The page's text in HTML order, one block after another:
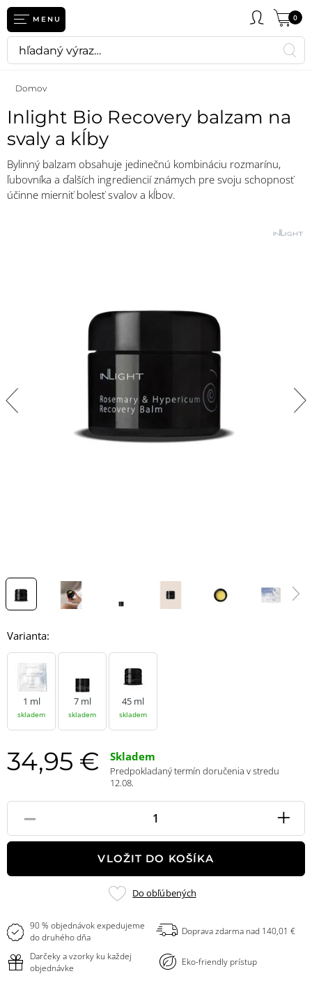
MENU 0
Domov
Inlight Bio Recovery balzam na
svaly a kĺby
Bylinný balzam obsahuje jedinečnú kombináciu rozmarínu,
ľubovníka a ďalších ingrediencií známych pre svoju schopnosť
účinne mierniť bolesť svalov a kĺbov.
Varianta:
1 ml
skladem
7 ml
skladem
45 ml
skladem
34,95 € Skladem
Predpokladaný termín doručenia v stredu
12.08.
-
Pole
množstvo
+
VLOŽIT DO KOŠÍKA
Pridať
Do obľúbených
90 % objednávok expedujeme
do druhého dňa
Doprava zdarma nad 140,01 €
Darčeky a vzorky ku každej
objednávke
Eko-friendly prístup